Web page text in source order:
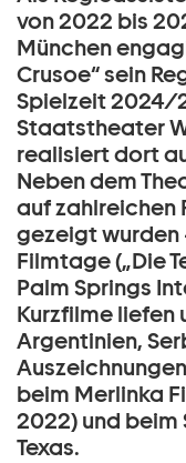
von 2022 bis
München
Crusoe“ sein
Spielzeit 2024/
Staatstheater
realisiert dort
Neben dem
auf zahlreichen
gezeigt wurden
Filmtage („Die
Palm Springs
Kurzfilme liefen
Argentinien,
beim Merlinka
2022) und beim
Texas.